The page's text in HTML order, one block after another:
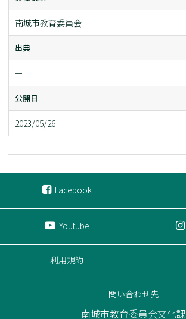
南城市教育委員会
出典
ー
公開日
2023/05/26
Facebook
Youtube
利用規約
問い合わせ先
南城市教育委員会文化課